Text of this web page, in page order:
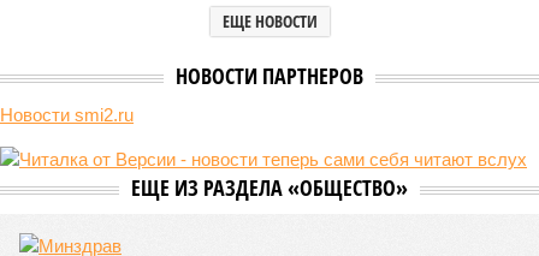
ЕЩЕ НОВОСТИ
НОВОСТИ ПАРТНЕРОВ
Новости smi2.ru
ЕЩЕ ИЗ РАЗДЕЛА «ОБЩЕСТВО»